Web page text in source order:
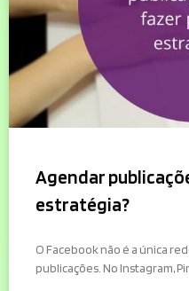
Agendar
estratégia?
O Facebook não é a única
publicações. No Instagram,